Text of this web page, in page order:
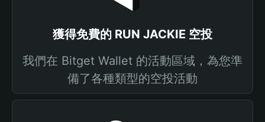
獲得免費的 RUN JACKIE 空投
我們在 Bitget Wallet 的活動區域，為您準
備了各種類型的空投活動